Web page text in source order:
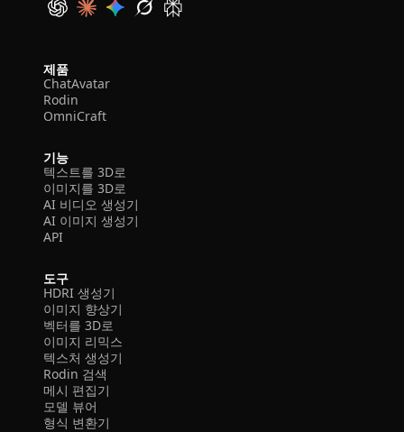
제품
ChatAvatar
Rodin
OmniCraft
기능
텍스트를 3D로
이미지를 3D로
AI 비디오 생성기
AI 이미지 생성기
API
도구
HDRI 생성기
이미지 향상기
벡터를 3D로
이미지 리믹스
텍스처 생성기
Rodin 검색
메시 편집기
모델 뷰어
형식 변환기